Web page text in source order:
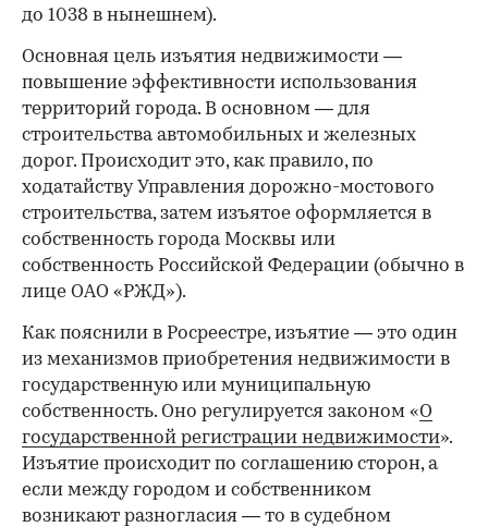
до 1038 в нынешнем).
Основная цель изъятия недвижимости —
повышение эффективности использования
территорий города. В основном — для
строительства автомобильных и железных
дорог. Происходит это, как правило, по
ходатайству Управления дорожно-мостового
строительства, затем изъятое оформляется в
собственность города Москвы или
собственность Российской Федерации (обычно в
лице ОАО «РЖД»).
Как пояснили в Росреестре, изъятие — это один
из механизмов приобретения недвижимости в
государственную или муниципальную
собственность. Оно регулируется законом «О
государственной регистрации недвижимости».
Изъятие происходит по соглашению сторон, а
если между городом и собственником
возникают разногласия — то в судебном